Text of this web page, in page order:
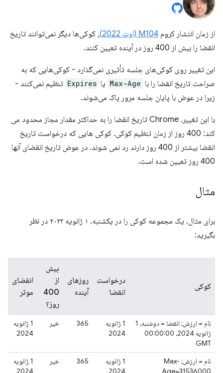
از زمان انتشار کروم M104 (اوت 2022)،
کوکی‌ها دیگر نمی‌توانند تاریخ
انقضا را بیش از 400 روز در آینده تعیین کنند.
این تغییر روی کوکی‌های جلسه تأثیری نمی‌گذارد - کوکی‌هایی که به
صراحت تاریخ انقضا را با Max-Age یا Expires تنظیم نمی‌کنند -
زیرا در عوض با پایان جلسه مرور پاک می‌شوند.
با این تغییر، Chrome تاریخ انقضا را به حداکثر مقدار مجاز محدود می
کند: 400 روز از زمان تنظیم کوکی. کوکی هایی که درخواست تاریخ
انقضا بیشتر از 400 روز دارند رد نمی شوند. در عوض تاریخ انقضای آنها
400 روز تعیین شده است.
مثال
برای مثال، یک مجموعه کوکی را در یکشنبه، ۱ ژانویه ۲۰۲۳ در نظر
بگیرید:
کوکی
درخواست
انقضا
روزهای
آینده
بیش
از
400
روز؟
انقضای
موثر
نام = ارزش; انقضا = دوشنبه، 1
ژانویه 2024، 00:00:00
GMT
1 ژانویه
2024
365 خیر
1 ژانویه
2024
نام = ارزش; Max-
Age=31536000
1 ژانویه
2024
365 خیر
1 ژانویه
2024